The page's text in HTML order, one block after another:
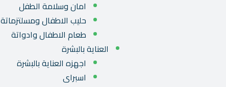
امان وسلامة الطفل
حليب الاطفال ومسلتزماتة
طعام الاطفال وادواتة
العناية بالبشرة
اجهزه العناية بالبشرة
اسبراى